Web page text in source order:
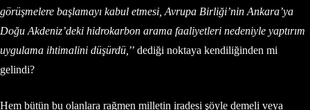
görüşmelere başlamayı kabul etmesi, Avrupa Birliği’nin Ankara’ya
Doğu Akdeniz’deki hidrokarbon arama faaliyetleri nedeniyle yaptırım
uygulama ihtimalini düşürdü ’’ dediği noktaya kendiliğinden mi
gelindi?
Hem bütün bu olanlara rağmen milletin iradesi şöyle demeli veya